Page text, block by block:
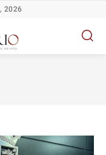
2026